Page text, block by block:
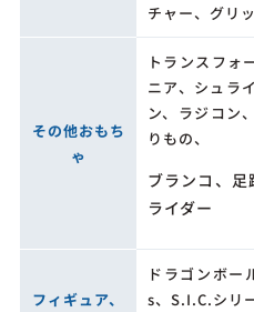
チャー、グリ
その他おもち
ゃ
トランスフォ
ニア、シュラ
ン、ラジコン
りもの、
ブランコ、足
ライダー
フィギュア、
ドラゴンボ
s、S.I.C.シリ